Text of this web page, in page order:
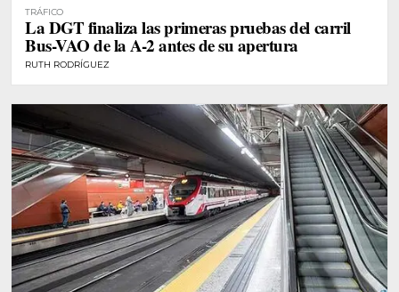
TRÁFICO
La DGT finaliza las primeras pruebas del carril
Bus-VAO de la A-2 antes de su apertura
RUTH RODRÍGUEZ